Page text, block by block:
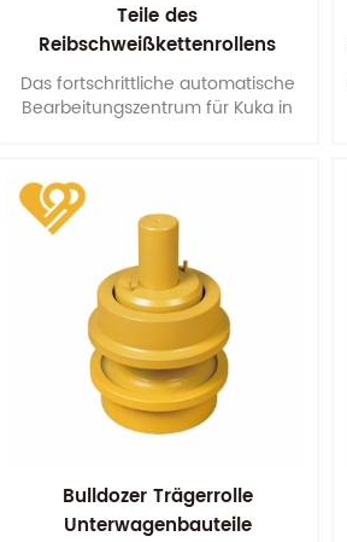
Teile des
Reibschweißkettenrollens
Das fortschrittliche automatische
Bearbeitungszentrum für Kuka in
Montageabmessungen. Dies
maximiert die Lebensdauer unserer
Laufrollen.
Bulldozer Trägerrolle
Unterwagenbauteile